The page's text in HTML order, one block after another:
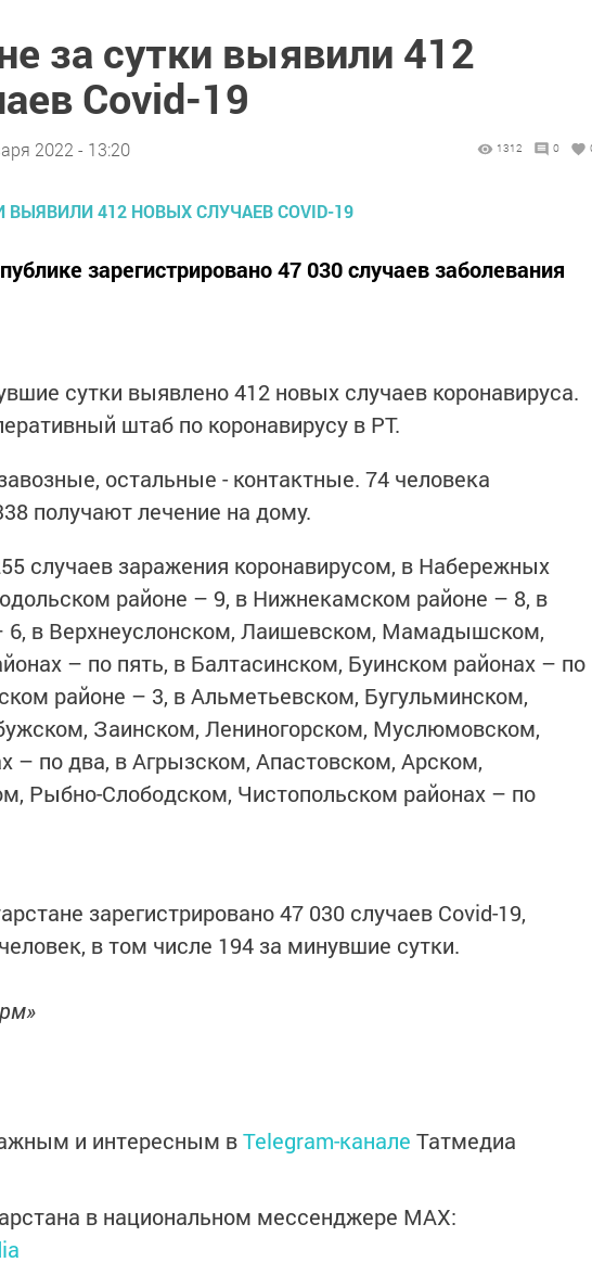
за сутки выявили 412
Covid-19
2022 - 13:20 1312 0
зарегистрировано 47 030 случаев заболевания
сутки выявлено 412 новых случаев коронавируса.
штаб по коронавирусу в РТ.
остальные - контактные. 74 человека
получают лечение на дому.
случаев заражения коронавирусом, в Набережных
районе – 9, в Нижнекамском районе – 8, в
6, в Верхнеуслонском, Лаишевском, Мамадышском,
– по пять, в Балтасинском, Буинском районах – по
районе – 3, в Альметьевском, Бугульминском,
Заинском, Лениногорском, Муслюмовском,
– по два, в Агрызском, Апастовском, Арском,
Рыбно-Слободском, Чистопольском районах – по
зарегистрировано 47 030 случаев Covid-19,
в том числе 194 за минувшие сутки.
и интересным вTelegram-канале Татмедиа
в национальном мессенджере MАХ: